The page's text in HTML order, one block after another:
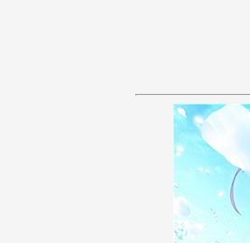
あ
さ